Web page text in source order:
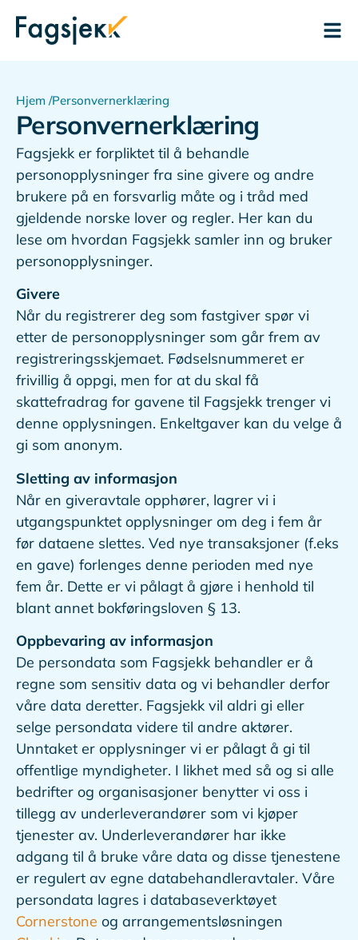
Hjem /Personvernerklæring
Personvernerklæring
Fagsjekk er forpliktet til å behandle
personopplysninger fra sine givere og andre
brukere på en forsvarlig måte og i tråd med
gjeldende norske lover og regler. Her kan du
lese om hvordan Fagsjekk samler inn og bruker
personopplysninger.
Givere
Når du registrerer deg som fastgiver spør vi
etter de personopplysninger som går frem av
registreringsskjemaet. Fødselsnummeret er
frivillig å oppgi, men for at du skal få
skattefradrag for gavene til Fagsjekk trenger vi
denne opplysningen. Enkeltgaver kan du velge å
gi som anonym.
Sletting av informasjon
Når en giveravtale opphører, lagrer vi i
utgangspunktet opplysninger om deg i fem år
før dataene slettes. Ved nye transaksjoner (f.eks
en gave) forlenges denne perioden med nye
fem år. Dette er vi pålagt å gjøre i henhold til
blant annet bokføringsloven § 13.
Oppbevaring av informasjon
De persondata som Fagsjekk behandler er å
regne som sensitiv data og vi behandler derfor
våre data deretter. Fagsjekk vil aldri gi eller
selge persondata videre til andre aktører.
Unntaket er opplysninger vi er pålagt å gi til
offentlige myndigheter. I likhet med så og si alle
bedrifter og organisasjoner benytter vi oss i
tillegg av underleverandører som vi kjøper
tjenester av. Underleverandører har ikke
adgang til å bruke våre data og disse tjenestene
er regulert av egne databehandleravtaler. Våre
persondata lagres i databaseverktøyet
Cornerstone og arrangementsløsningen